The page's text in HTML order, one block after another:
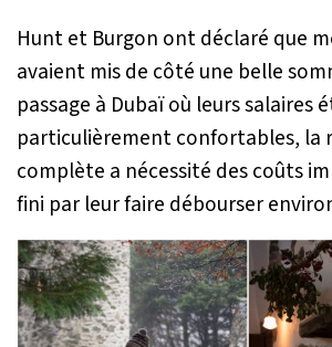
Hunt et Burgon ont déclaré que
avaient mis de côté une belle
passage à Dubaï où leurs salaires
particulièrement confortables, la
complète a nécessité des coûts
fini par leur faire débourser